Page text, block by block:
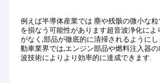
品質管理
お問い合わせ
例えば半導体産業では 塵や残骸の微小な
を損なう可能性があります超音波浄化によ
がなく,部品が徹底的に清掃されるようにし
動車業界では,エンジン部品や燃料注入器
波技術によりより効率的に達成できます.
超音波洗浄シリーズをカバーする高品質の機
リューションを提供しています。
超音波パーツクリーナー
超音波ガンクリーナー
超音波キャブクリーナー
工業用超音波洗浄器